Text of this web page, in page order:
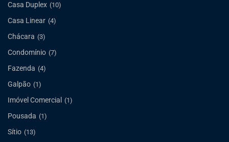
Casa Duplex (10)
Casa Linear (4)
Chácara (3)
Condomínio (7)
Fazenda (4)
Galpão (1)
Imóvel Comercial (1)
Pousada (1)
Sítio (13)